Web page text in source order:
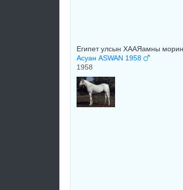
Египет улсын ХААЯамны морин
Асуан ASWAN 1958
1958